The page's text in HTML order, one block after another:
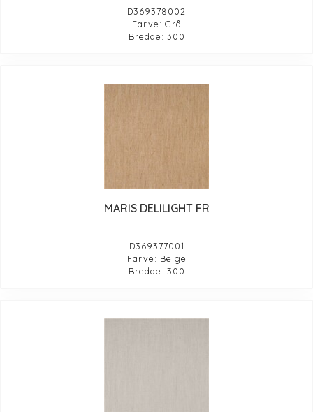
D369378002
Farve: Grå
Bredde: 300
MARIS DELILIGHT FR
D369377001
Farve: Beige
Bredde: 300